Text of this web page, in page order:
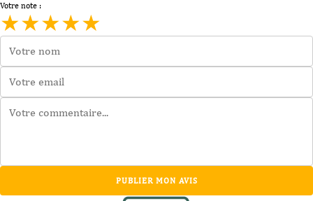
Votre note :
★★★★★
PUBLIER MON AVIS